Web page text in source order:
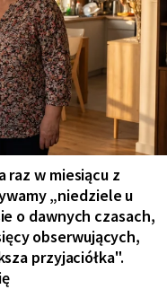
raz w miesiącu z
„niedziele u
o dawnych czasach,
obserwujących,
przyjaciółka".